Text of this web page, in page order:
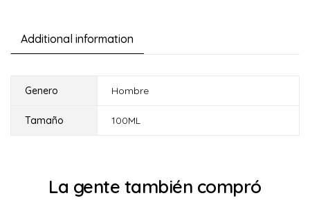
Additional information
Genero Hombre
Tamaño 100ML
La gente también compró